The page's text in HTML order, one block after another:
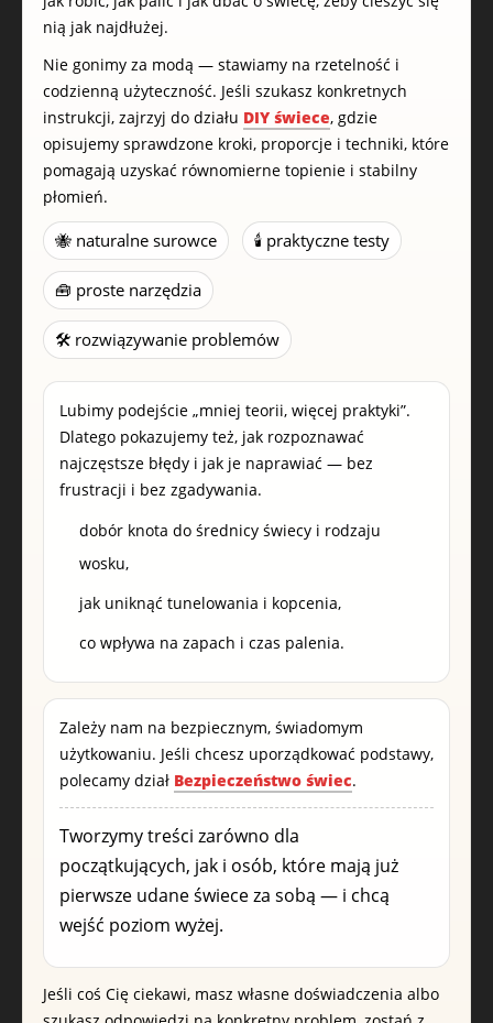
nią jak najdłużej.
Nie gonimy za modą — stawiamy na rzetelność i
codzienną użyteczność. Jeśli szukasz konkretnych
instrukcji, zajrzyj do działu DIY świece, gdzie
opisujemy sprawdzone kroki, proporcje i techniki, które
pomagają uzyskać równomierne topienie i stabilny
płomień.
🐝 naturalne surowce 🕯️ praktyczne testy
🧰 proste narzędzia
🛠️ rozwiązywanie problemów
Lubimy podejście „mniej teorii, więcej praktyki”.
Dlatego pokazujemy też, jak rozpoznawać
najczęstsze błędy i jak je naprawiać — bez
frustracji i bez zgadywania.
dobór knota do średnicy świecy i rodzaju
wosku,
jak uniknąć tunelowania i kopcenia,
co wpływa na zapach i czas palenia.
Zależy nam na bezpiecznym, świadomym
użytkowaniu. Jeśli chcesz uporządkować podstawy,
polecamy dział Bezpieczeństwo świec.
Tworzymy treści zarówno dla
początkujących, jak i osób, które mają już
pierwsze udane świece za sobą — i chcą
wejść poziom wyżej.
Jeśli coś Cię ciekawi, masz własne doświadczenia albo